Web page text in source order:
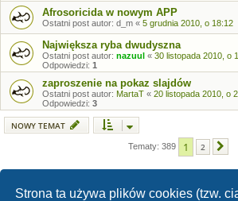
Strona ta używa plików cookies (tzw.
Afrosoricida w nowym APP
Ostatni post autor: d_m « 5 grudnia 2010, o 18:12
Największa ryba dwudyszna
Ostatni post autor: nazuul « 30 listopada 2010, o
Odpowiedzi: 1
zaproszenie na pokaz slajdów
Ostatni post autor: MartaT « 20 listopada 2010, o
Odpowiedzi: 3
NOWY TEMAT
Tematy: 389 1 2